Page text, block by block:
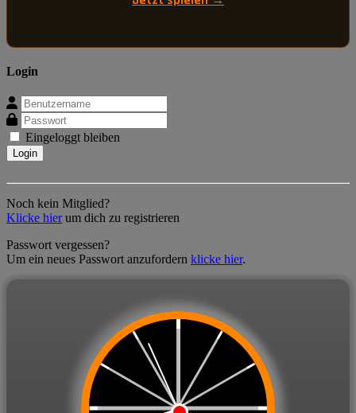
Login
Eingeloggt bleiben
Noch kein Mitglied?
Klicke hierum dich zu registrieren
Passwort vergessen?
Um ein neues Passwort anzufordern klicke hier.